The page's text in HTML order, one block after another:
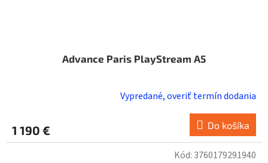
Advance Paris PlayStream A5
Vypredané, overiť termín dodania
1 190 € Do košíka
Kód: 3760179291940